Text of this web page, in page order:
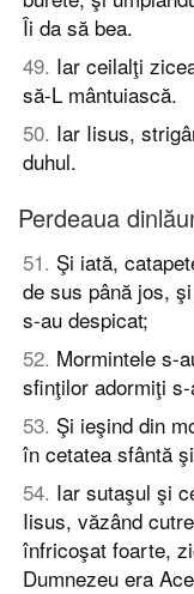
Îi da să bea.
49. Iar ceilalţi
să-L mântuiască.
50. Iar Iisus,
duhul.
Perdeaua
51. Şi iată,
de sus până jos,
s-au despicat;
52. Mormintele s-
sfinţilor adormiţi
53. Şi ieşind din
în cetatea sfântă
54. Iar sutaşul şi
Iisus, văzând
înfricoşat foarte,
Dumnezeu era